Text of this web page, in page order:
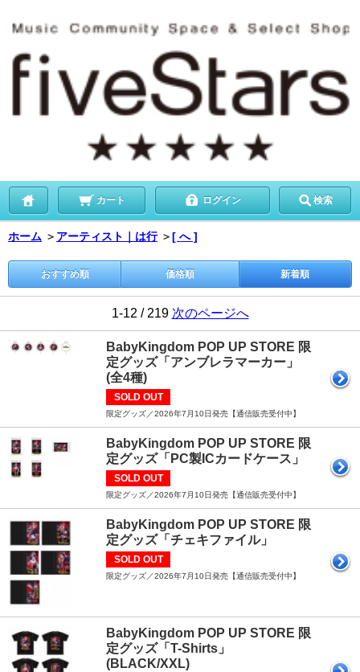
カート ログイン 検索
ホーム ＞ アーティスト｜は行 ＞[ へ ]
おすすめ順 価格順 新着順
1-12 / 219 次のページへ
BabyKingdom POP UP STORE 限
定グッズ「アンブレラマーカー」
(全4種)
SOLD OUT
限定グッズ／2026年7月10日発売【通信販売受付中】
BabyKingdom POP UP STORE 限
定グッズ「PC製ICカードケース」
SOLD OUT
限定グッズ／2026年7月10日発売【通信販売受付中】
BabyKingdom POP UP STORE 限
定グッズ「チェキファイル」
SOLD OUT
限定グッズ／2026年7月10日発売【通信販売受付中】
BabyKingdom POP UP STORE 限
定グッズ「T-Shirts」
(BLACK/XXL)